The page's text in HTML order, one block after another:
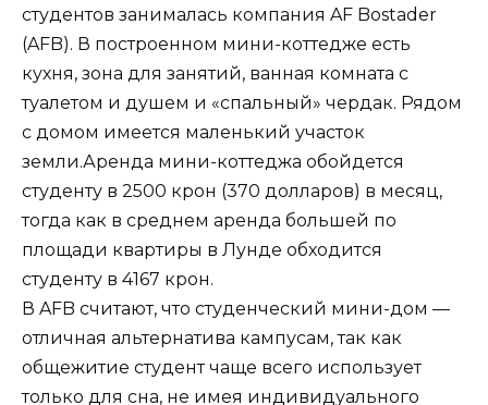
студентов занималась компания AF Bostader
(AFB). В построенном мини-коттедже есть
кухня, зона для занятий, ванная комната с
туалетом и душем и «спальный» чердак. Рядом
с домом имеется маленький участок
земли.Аренда мини-коттеджа обойдется
студенту в 2500 крон (370 долларов) в месяц,
тогда как в среднем аренда большей по
площади квартиры в Лунде обходится
студенту в 4167 крон.
В AFB считают, что студенческий мини-дом —
отличная альтернатива кампусам, так как
общежитие студент чаще всего использует
только для сна, не имея индивидуального